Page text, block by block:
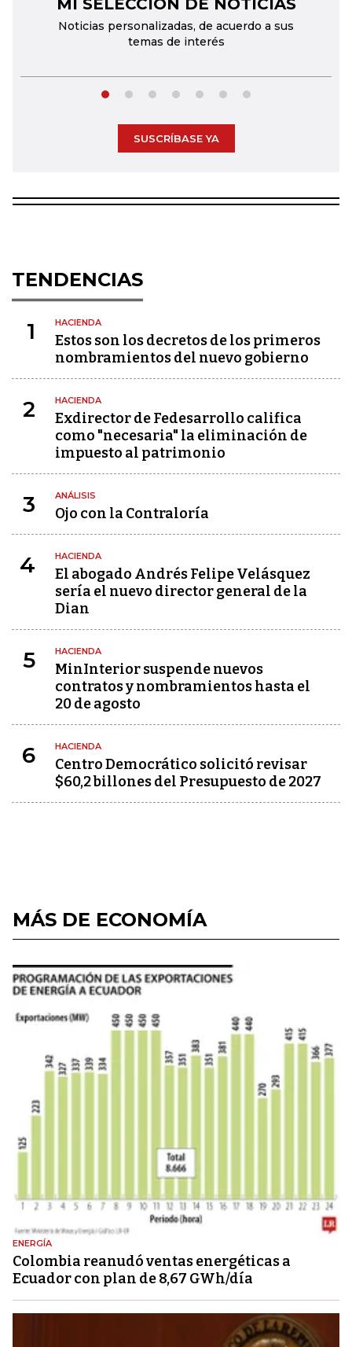
MI SELECCIÓN DE NOTICIAS
Noticias personalizadas, de acuerdo a sus
temas de interés
SUSCRÍBASE YA
TENDENCIAS
1 HACIENDA
Estos son los decretos de los primeros
nombramientos del nuevo gobierno
2 HACIENDA
Exdirector de Fedesarrollo califica
como "necesaria" la eliminación de
impuesto al patrimonio
3 ANÁLISIS
Ojo con la Contraloría
4 HACIENDA
El abogado Andrés Felipe Velásquez
sería el nuevo director general de la
Dian
5 HACIENDA
MinInterior suspende nuevos
contratos y nombramientos hasta el
20 de agosto
6 HACIENDA
Centro Democrático solicitó revisar
$60,2 billones del Presupuesto de 2027
MÁS DE ECONOMÍA
ENERGÍA
Colombia reanudó ventas energéticas a
Ecuador con plan de 8,67 GWh/día